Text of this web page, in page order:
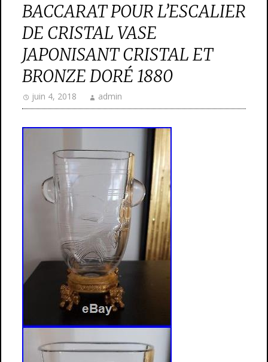
BACCARAT POUR L’ESCALIER
DE CRISTAL VASE
JAPONISANT CRISTAL ET
BRONZE DORÉ 1880
juin 4, 2018 admin